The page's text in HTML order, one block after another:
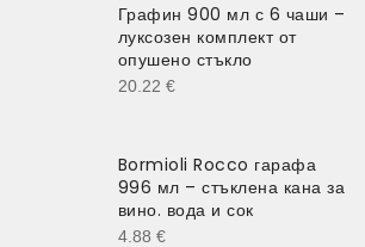
Графин 900 мл с 6 чаши –
луксозен комплект от
опушено стъкло
20.22 €
Bormioli Rocco гарафа
996 мл – стъклена кана за
вино. вода и сок
4.88 €